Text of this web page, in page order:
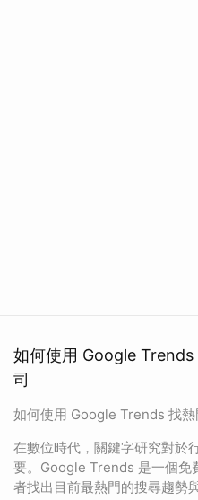
如何使用 Google
司
如何使用 Google Trends 找
在數位時代，關鍵字研究對於
要。Google Trends 是一個免
者找出目前最熱門的搜尋趨勢